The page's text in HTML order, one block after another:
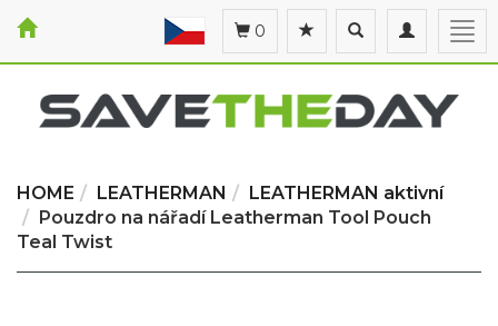
Toggle
navigation
Toggle
search
0
HOME LEATHERMAN
LEATHERMAN aktivní
Pouzdro na nářadí Leatherman Tool Pouch
Teal Twist